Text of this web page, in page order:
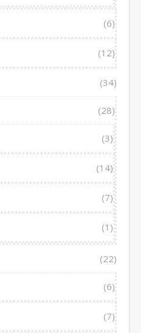
(6)
(12)
(34)
(28)
(3)
(14)
(7)
(1)
(22)
(6)
(7)